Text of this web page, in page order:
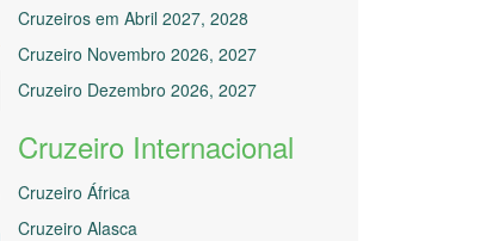
Cruzeiros em Abril 2027, 2028
Cruzeiro Novembro 2026, 2027
Cruzeiro Dezembro 2026, 2027
Cruzeiro Internacional
Cruzeiro África
Cruzeiro Alasca